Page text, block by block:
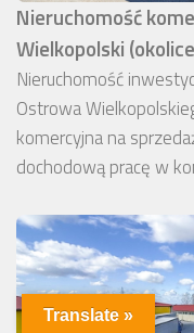
Nieruchomość
Wielkopolski
Nieruchomość
Ostrowa
komercyjna na
dochodową pracę w
Translate »